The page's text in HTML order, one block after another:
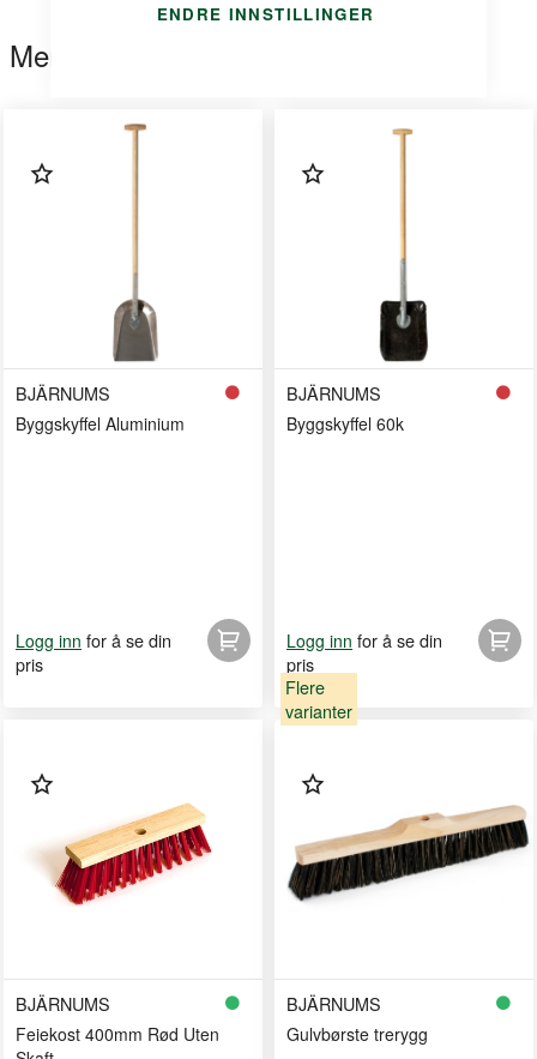
ENDRE INNSTILLINGER
Mer fra BJÄRNUMS
BJÄRNUMS
Byggskyffel Aluminium
Logg inn for å se din
pris
BJÄRNUMS
Byggskyffel 60k
Logg inn for å se din
pris
BJÄRNUMS
Feiekost 400mm Rød Uten
Flere
varianter
BJÄRNUMS
Gulvbørste trerygg